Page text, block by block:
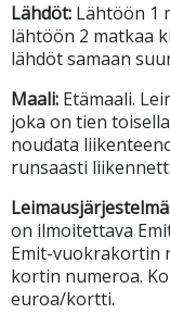
Lähdöt: Lähtöön 1
lähtöön 2 matkaa
lähdöt samaan
Maali: Etämaali.
joka on tien
noudata
runsaasti
on ilmoitettava
Emit-vuokrakortin
kortin numeroa.
euroa/kortti.